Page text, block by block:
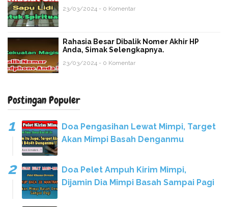
23/03/2024 - 0 Komentar
Rahasia Besar Dibalik Nomer Akhir HP
Anda, Simak Selengkapnya.
23/03/2024 - 0 Komentar
Postingan Populer
Doa Pengasihan Lewat Mimpi, Target
Akan Mimpi Basah Denganmu
Doa Pelet Ampuh Kirim Mimpi,
Dijamin Dia Mimpi Basah Sampai Pagi